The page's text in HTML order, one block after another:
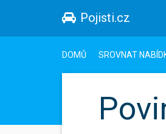
Pojisti.cz
DOMŮ SROVNAT